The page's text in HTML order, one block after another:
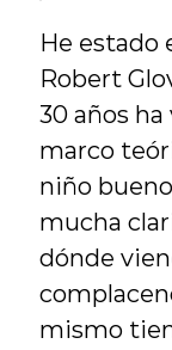
He estado
Robert
30 años
marco
niño
mucha
dónde
mismo